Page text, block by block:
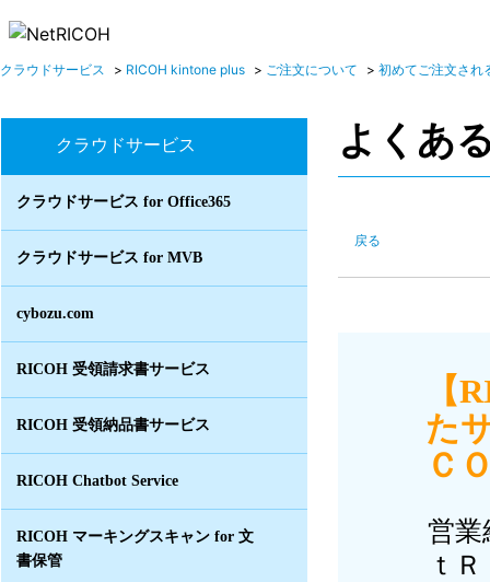
クラウドサービス > RICOH kintone plus > ご注文について > 初めてご注文され
クラウドサービス
クラウドサービス for Office365
クラウドサービス for MVB
cybozu.com
RICOH 受領請求書サービス
RICOH 受領納品書サービス
RICOH Chatbot Service
RICOH マーキングスキャン for 文
書保管
よくあ
戻る
【
た
Ｃ
営
ｔ